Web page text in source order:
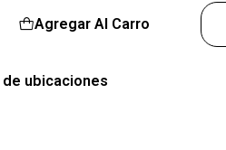
Agregar Al Carro
ubicaciones